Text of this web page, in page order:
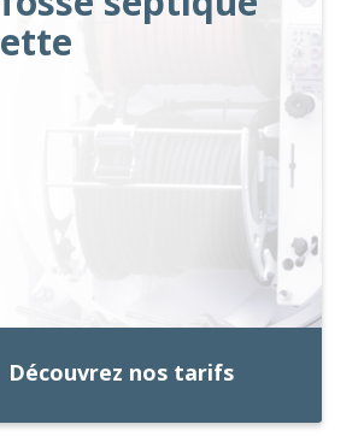
Découvrez nos tarifs